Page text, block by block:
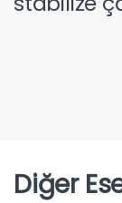
Diğer